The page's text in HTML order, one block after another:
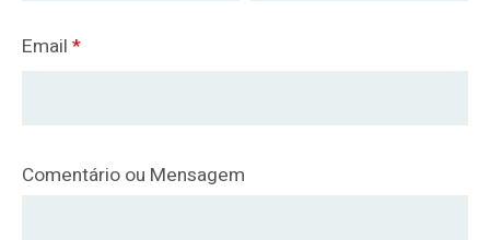
Email *
Comentário ou Mensagem